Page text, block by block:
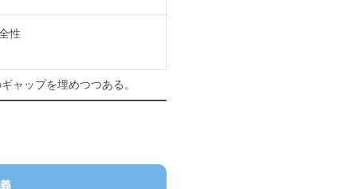
性
ャップを埋めつつある。